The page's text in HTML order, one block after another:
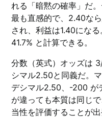
れる「暗黙の確率」だ
最も直感的で、2.40な
され、利益は1.40にな
41.7% と計算できる。
分数（英式）オッズは
シマル2.50と同義だ。
デシマル2.50、-200 が
が違っても本質は同じで
当性を評価することが